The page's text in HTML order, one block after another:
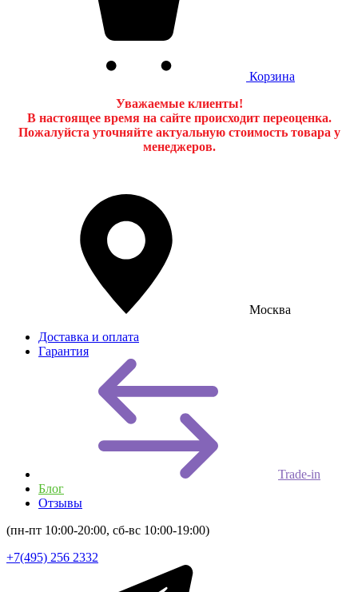
Корзина
Уважаемые клиенты!
В настоящее время на сайте происходит переоценка.
Пожалуйста уточняйте актуальную стоимость товара у
менеджеров.
Москва
Доставка и оплата
Гарантия
Trade-in
Блог
Отзывы
(пн-пт 10:00-20:00, сб-вс 10:00-19:00)
+7(495) 256 2332